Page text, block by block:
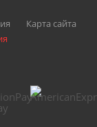
Карта сайта